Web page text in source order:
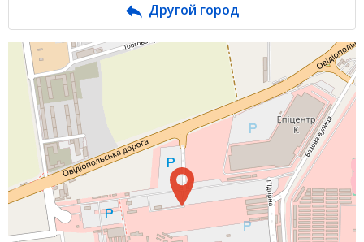
Відгуки
Депозити
Депозити юр. осіб
Кредити для бізнеса
Кредити
Другой город